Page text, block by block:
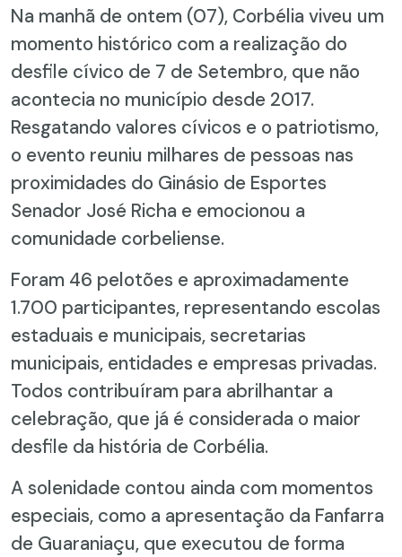
Na manhã de ontem (07), Corbélia viveu um
momento histórico com a realização do
desfile cívico de 7 de Setembro, que não
acontecia no município desde 2017.
Resgatando valores cívicos e o patriotismo,
o evento reuniu milhares de pessoas nas
proximidades do Ginásio de Esportes
Senador José Richa e emocionou a
comunidade corbeliense.
Foram 46 pelotões e aproximadamente
1.700 participantes, representando escolas
estaduais e municipais, secretarias
municipais, entidades e empresas privadas.
Todos contribuíram para abrilhantar a
celebração, que já é considerada o maior
desfile da história de Corbélia.
A solenidade contou ainda com momentos
especiais, como a apresentação da Fanfarra
de Guaraniaçu, que executou de forma